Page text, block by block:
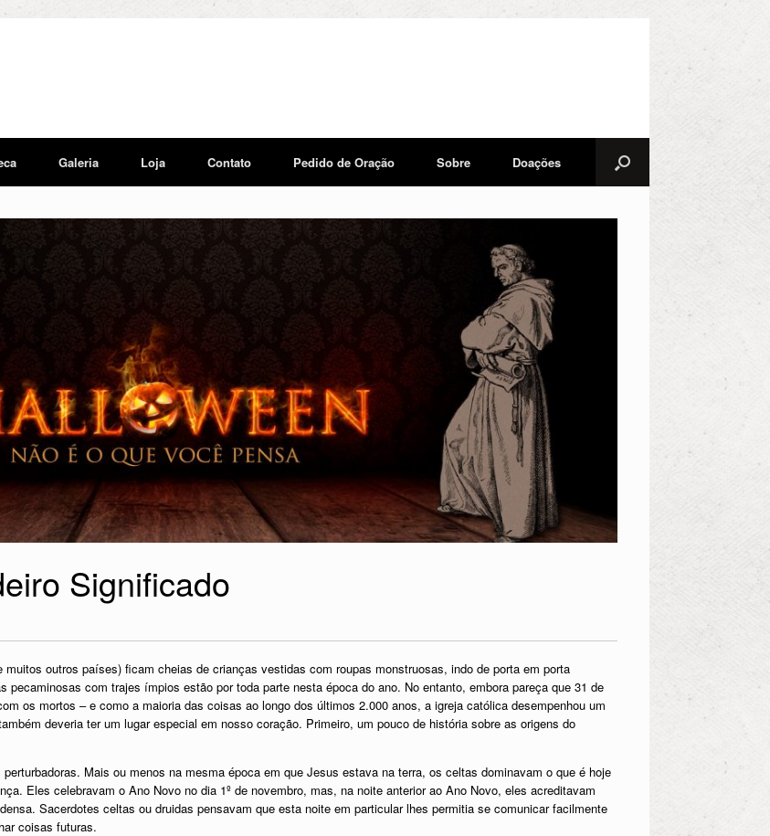
Galeria Loja Contato Pedido de Oração Sobre Doações
Significado
outros países) ficam cheias de crianças vestidas com roupas monstruosas, indo de porta em porta
com trajes ímpios estão por toda parte nesta época do ano. No entanto, embora pareça que 31 de
os mortos – e como a maioria das coisas ao longo dos últimos 2.000 anos, a igreja católica desempenhou um
deveria ter um lugar especial em nosso coração. Primeiro, um pouco de história sobre as origens do
Mais ou menos na mesma época em que Jesus estava na terra, os celtas dominavam o que é hoje
Eles celebravam o Ano Novo no dia 1º de novembro, mas, na noite anterior ao Ano Novo, eles acreditavam
Sacerdotes celtas ou druidas pensavam que esta noite em particular lhes permitia se comunicar facilmente
coisas futuras.